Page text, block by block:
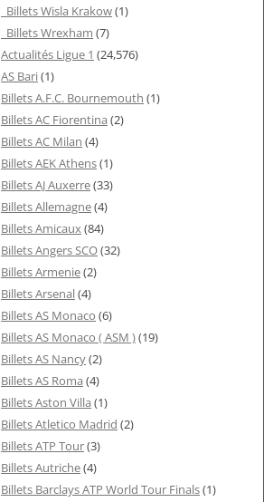
Billets Wisla Krakow(1)
Billets Wrexham (7)
Actualités Ligue 1 (24,576)
AS Bari(1)
Billets A.F.C. Bournemouth (1)
Billets AC Fiorentina (2)
Billets AC Milan (4)
Billets AEK Athens(1)
Billets AJ Auxerre(33)
Billets Allemagne(4)
Billets Amicaux(84)
Billets Angers SCO(32)
Billets Armenie(2)
Billets Arsenal(4)
Billets AS Monaco (6)
Billets AS Monaco ( ASM )(19)
Billets AS Nancy(2)
Billets AS Roma (4)
Billets Aston Villa (1)
Billets Atletico Madrid (2)
Billets ATP Tour(3)
Billets Autriche(4)
Billets Barclays ATP World Tour Finals(1)